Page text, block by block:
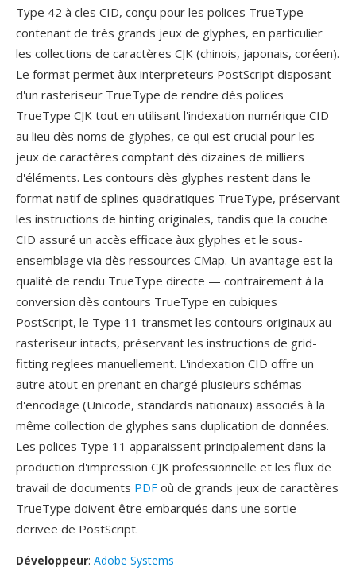
Type 42 à cles CID, conçu pour les polices TrueType
contenant de très grands jeux de glyphes, en particulier
les collections de caractères CJK (chinois, japonais, coréen).
Le format permet àux interpreteurs PostScript disposant
d'un rasteriseur TrueType de rendre dès polices
TrueType CJK tout en utilisant l'indexation numérique CID
au lieu dès noms de glyphes, ce qui est crucial pour les
jeux de caractères comptant dès dizaines de milliers
d'éléments. Les contours dès glyphes restent dans le
format natif de splines quadratiques TrueType, préservant
les instructions de hinting originales, tandis que la couche
CID assuré un accès efficace àux glyphes et le sous-
ensemblage via dès ressources CMap. Un avantage est la
qualité de rendu TrueType directe — contrairement à la
conversion dès contours TrueType en cubiques
PostScript, le Type 11 transmet les contours originaux au
rasteriseur intacts, préservant les instructions de grid-
fitting reglees manuellement. L'indexation CID offre un
autre atout en prenant en chargé plusieurs schémas
d'encodage (Unicode, standards nationaux) associés à la
même collection de glyphes sans duplication de données.
Les polices Type 11 apparaissent principalement dans la
production d'impression CJK professionnelle et les flux de
travail de documents PDF où de grands jeux de caractères
TrueType doivent être embarqués dans une sortie
derivee de PostScript.
Développeur: Adobe Systems